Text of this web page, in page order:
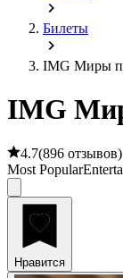
Билеты
IMG Миры
IMG
4.7(896 отзывов)
Most Popular
Нравится